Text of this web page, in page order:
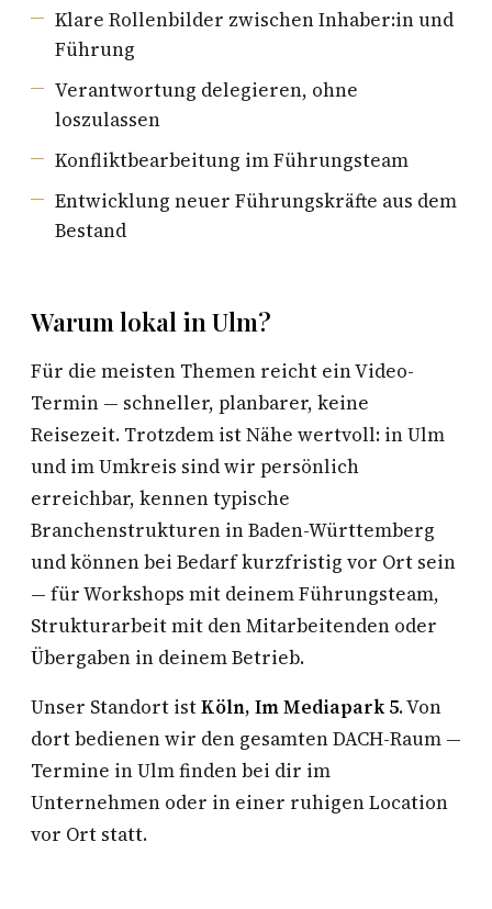
Klare Rollenbilder zwischen Inhaber:in und
Führung
Verantwortung delegieren, ohne
loszulassen
Konfliktbearbeitung im Führungsteam
Entwicklung neuer Führungskräfte aus dem
Bestand
Warum lokal in Ulm?
Für die meisten Themen reicht ein Video-
Termin — schneller, planbarer, keine
Reisezeit. Trotzdem ist Nähe wertvoll: in Ulm
und im Umkreis sind wir persönlich
erreichbar, kennen typische
Branchenstrukturen in Baden-Württemberg
und können bei Bedarf kurzfristig vor Ort sein
— für Workshops mit deinem Führungsteam,
Strukturarbeit mit den Mitarbeitenden oder
Übergaben in deinem Betrieb.
Unser Standort istKöln, Im Mediapark 5. Von
dort bedienen wir den gesamten DACH-Raum —
Termine in Ulm finden bei dir im
Unternehmen oder in einer ruhigen Location
vor Ort statt.